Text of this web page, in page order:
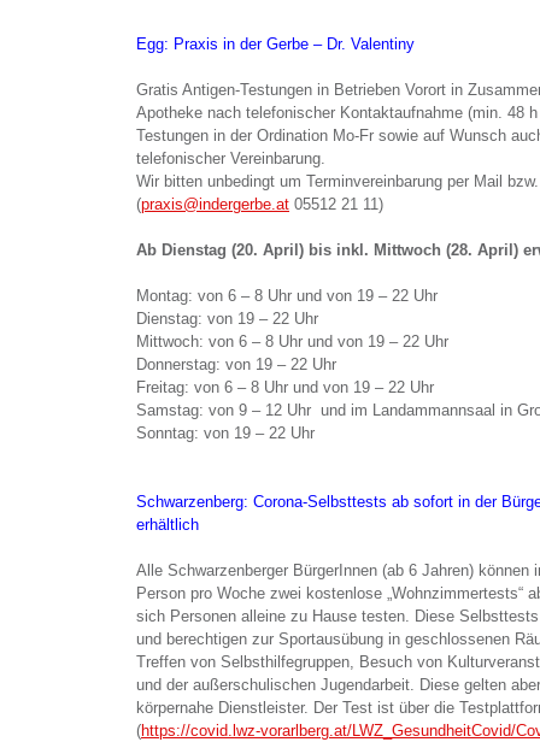
Egg: Praxis in der Gerbe – Dr. Valentiny
Gratis Antigen-Testungen in Betrieben Vorort in
Apotheke nach telefonischer Kontaktaufnahme (min. 48
Testungen in der Ordination Mo-Fr sowie auf Wunsch
telefonischer Vereinbarung.
Wir bitten unbedingt um Terminvereinbarung per Mail
(praxis@indergerbe.at 05512 21 11)
Ab Dienstag (20. April) bis inkl. Mittwoch (28. April)
Montag: von 6 – 8 Uhr und von 19 – 22 Uhr
Dienstag: von 19 – 22 Uhr
Mittwoch: von 6 – 8 Uhr und von 19 – 22 Uhr
Donnerstag: von 19 – 22 Uhr
Freitag: von 6 – 8 Uhr und von 19 – 22 Uhr
Samstag: von 9 – 12 Uhr und im Landammannsaal in
Sonntag: von 19 – 22 Uhr
Schwarzenberg: Corona-Selbsttests ab sofort in der
erhältlich
Alle Schwarzenberger BürgerInnen (ab 6 Jahren) können
Person pro Woche zwei kostenlose „Wohnzimmertests“
sich Personen alleine zu Hause testen. Diese
und berechtigen zur Sportausübung in geschlossenen
Treffen von Selbsthilfegruppen, Besuch von
und der außerschulischen Jugendarbeit. Diese gelten
körpernahe Dienstleister. Der Test ist über die
(https://covid.lwz-vorarlberg.at/LWZ_GesundheitCovid/